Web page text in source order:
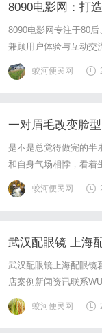
8090电影网：打
8090电影网专注于80
兼顾用户体验与互动交
蛟河便民网
一对眉毛改变脸
您"自带妆感"的原
是不是总觉得做完的半
和自身气场相悖，看着
板，而是精准适配个人
测算面部黄金比例优化
蛟河便民网
武汉配眼镜 上海
武汉配眼镜上海配眼镜
店案例新闻资讯联系
写字楼眼镜店直营品牌
基础，全场镜片40%-
蛟河便民网